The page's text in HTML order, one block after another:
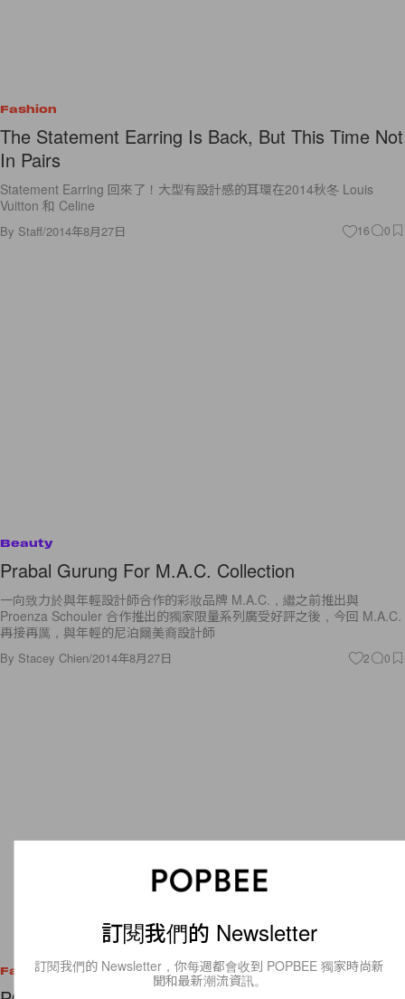
Fashion
The Statement Earring Is Back, But This Time Not
In Pairs
Statement Earring 回來了！大型有設計感的耳環在2014秋冬 Louis
Vuitton 和 Celine
By Staff/2014年8月27日 16 0
Beauty
Prabal Gurung For M.A.C. Collection
一向致力於與年輕設計師合作的彩妝品牌 M.A.C.，繼之前推出與
Proenza Schouler 合作推出的獨家限量系列廣受好評之後，今回 M.A.C.
再接再厲，與年輕的尼泊爾美裔設計師
By Stacey Chien/2014年8月27日 2 0
Fashion
訂閱我們的 Newsletter
訂閱我們的 Newsletter，你每週都會收到 POPBEE 獨家時尚新
聞和最新潮流資訊。